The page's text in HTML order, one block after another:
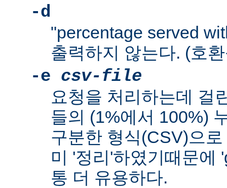
-d
"percentage served
출력하지 않는다. (호
-e csv-file
요청을 처리하는데 걸
들의 (1%에서 100%)
구분한 형식(CSV)으
미 '정리'하였기때문에
통 더 유용하다.